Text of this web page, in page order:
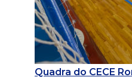
Quadra do CECE